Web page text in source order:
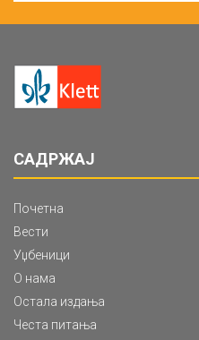
САДРЖАЈ
Почетна
Вести
Уџбеници
О нама
Остала издања
Честа питања